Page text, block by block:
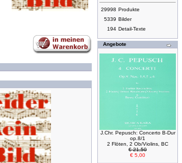
29998 Produkte
5339 Bilder
194 Detail-Texte
Angebote
J.Chr. Pepusch: Concerto B-Dur
op.8/1
2 Flöten, 2 Ob/Violins, BC
€ 21,50
€ 5,00